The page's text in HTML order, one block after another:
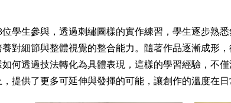
位學生參與，透過刺繡圖樣的實作練習，學生逐步熟
對細節與整體視覺的整合能力。隨著作品逐漸成形
何透過技法轉化為具體表現，這樣的學習經驗，不
提供了更多可延伸與發揮的可能，讓創作的溫度在日